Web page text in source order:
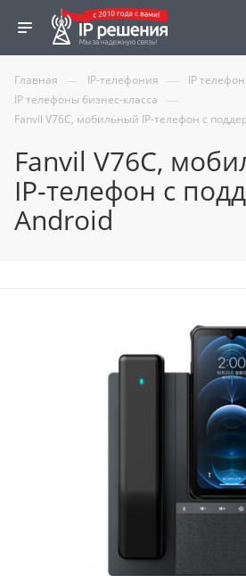
Главная — IP-телефония — IP
IP телефоны бизнес-класса —
Fanvil V76C, мобильный IP-телефон с
Fanvil V76C,
IP-телефон с
Android